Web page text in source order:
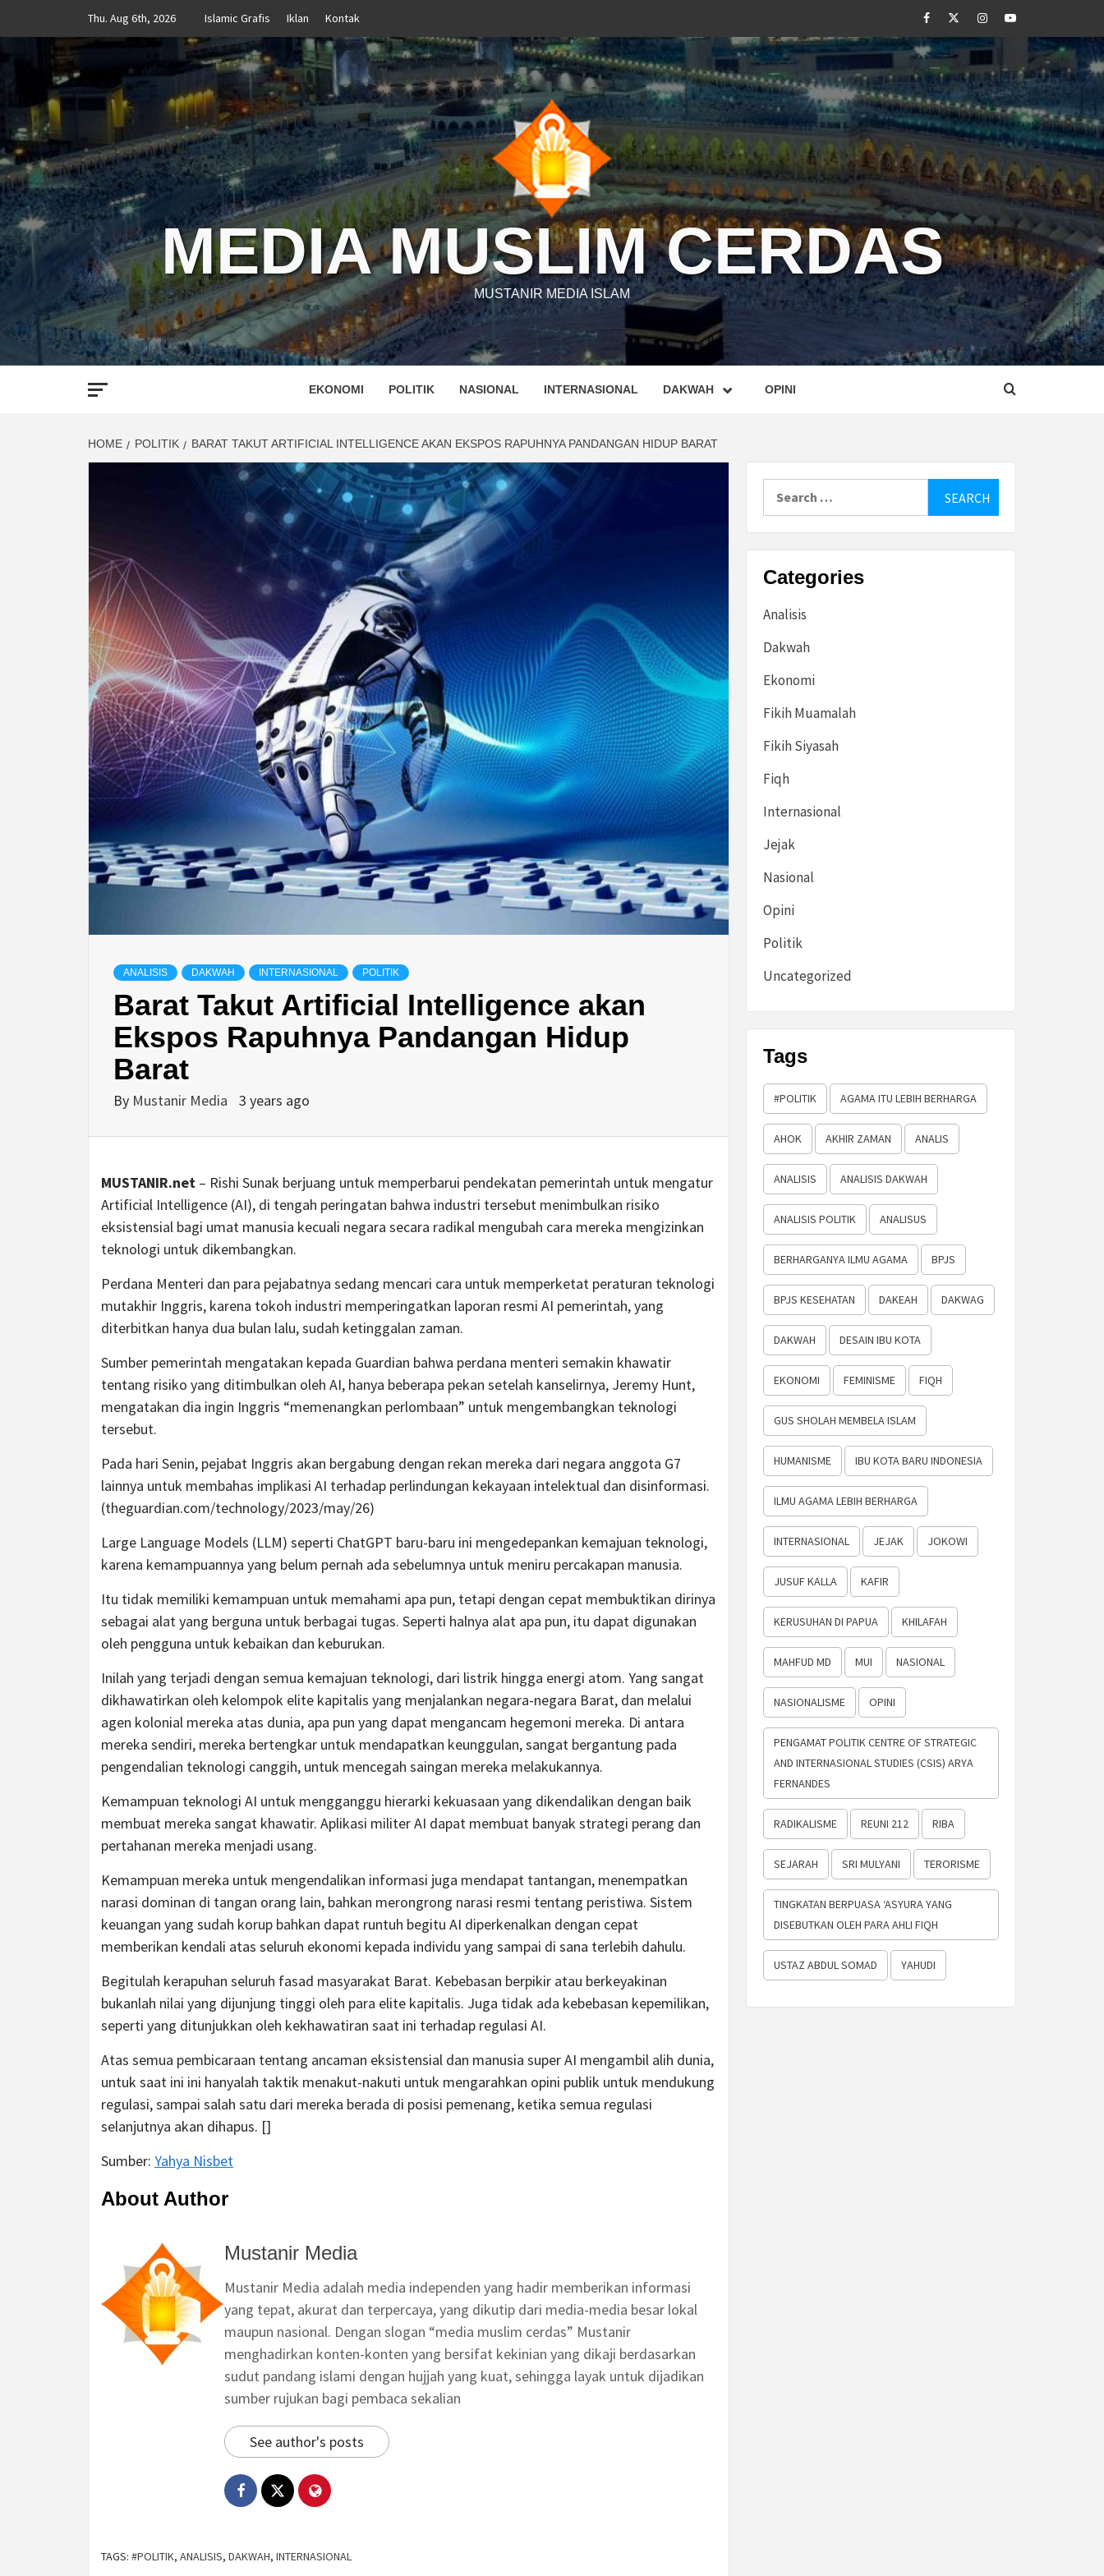
Thu. Aug 6th, 2026 Islamic Grafis Iklan Kontak FacebookTwitterInstagram
Youtube
MEDIA MUSLIM CERDAS
MUSTANIR MEDIA ISLAM
EKONOMI POLITIK NASIONAL INTERNASIONAL DAKWAH OPINI
HOME POLITIK BARAT TAKUT ARTIFICIAL INTELLIGENCE AKAN EKSPOS RAPUHNYA PANDANGAN HIDUP BARAT
ANALISIS DAKWAH INTERNASIONAL POLITIK
Barat Takut Artificial Intelligence akan
Ekspos Rapuhnya Pandangan Hidup
Barat
By Mustanir Media 3 years ago
MUSTANIR.net – Rishi Sunak berjuang untuk memperbarui pendekatan pemerintah untuk mengatur
Artificial Intelligence (AI), di tengah peringatan bahwa industri tersebut menimbulkan risiko
eksistensial bagi umat manusia kecuali negara secara radikal mengubah cara mereka mengizinkan
teknologi untuk dikembangkan.
Perdana Menteri dan para pejabatnya sedang mencari cara untuk memperketat peraturan teknologi
mutakhir Inggris, karena tokoh industri memperingatkan laporan resmi AI pemerintah, yang
diterbitkan hanya dua bulan lalu, sudah ketinggalan zaman.
Sumber pemerintah mengatakan kepada Guardian bahwa perdana menteri semakin khawatir
tentang risiko yang ditimbulkan oleh AI, hanya beberapa pekan setelah kanselirnya, Jeremy Hunt,
mengatakan dia ingin Inggris “memenangkan perlombaan” untuk mengembangkan teknologi
tersebut.
Pada hari Senin, pejabat Inggris akan bergabung dengan rekan mereka dari negara anggota G7
lainnya untuk membahas implikasi AI terhadap perlindungan kekayaan intelektual dan disinformasi.
(theguardian.com/technology/2023/may/26)
Large Language Models (LLM) seperti ChatGPT baru-baru ini mengedepankan kemajuan teknologi,
karena kemampuannya yang belum pernah ada sebelumnya untuk meniru percakapan manusia.
Itu tidak memiliki kemampuan untuk memahami apa pun, tetapi dengan cepat membuktikan dirinya
sebagai alat yang berguna untuk berbagai tugas. Seperti halnya alat apa pun, itu dapat digunakan
oleh pengguna untuk kebaikan dan keburukan.
Inilah yang terjadi dengan semua kemajuan teknologi, dari listrik hingga energi atom. Yang sangat
dikhawatirkan oleh kelompok elite kapitalis yang menjalankan negara-negara Barat, dan melalui
agen kolonial mereka atas dunia, apa pun yang dapat mengancam hegemoni mereka. Di antara
mereka sendiri, mereka bertengkar untuk mendapatkan keunggulan, sangat bergantung pada
pengendalian teknologi canggih, untuk mencegah saingan mereka melakukannya.
Kemampuan teknologi AI untuk mengganggu hierarki kekuasaan yang dikendalikan dengan baik
membuat mereka sangat khawatir. Aplikasi militer AI dapat membuat banyak strategi perang dan
pertahanan mereka menjadi usang.
Kemampuan mereka untuk mengendalikan informasi juga mendapat tantangan, menempatkan
narasi dominan di tangan orang lain, bahkan merongrong narasi resmi tentang peristiwa. Sistem
keuangan yang sudah korup bahkan dapat runtuh begitu AI diperkenalkan dengan cepat
memberikan kendali atas seluruh ekonomi kepada individu yang sampai di sana terlebih dahulu.
Begitulah kerapuhan seluruh fasad masyarakat Barat. Kebebasan berpikir atau berkeyakinan
bukanlah nilai yang dijunjung tinggi oleh para elite kapitalis. Juga tidak ada kebebasan kepemilikan,
seperti yang ditunjukkan oleh kekhawatiran saat ini terhadap regulasi AI.
Atas semua pembicaraan tentang ancaman eksistensial dan manusia super AI mengambil alih dunia,
untuk saat ini ini hanyalah taktik menakut-nakuti untuk mengarahkan opini publik untuk mendukung
regulasi, sampai salah satu dari mereka berada di posisi pemenang, ketika semua regulasi
selanjutnya akan dihapus. []
Sumber: Yahya Nisbet
About Author
Mustanir Media
Mustanir Media adalah media independen yang hadir memberikan informasi
yang tepat, akurat dan terpercaya, yang dikutip dari media-media besar lokal
maupun nasional. Dengan slogan “media muslim cerdas” Mustanir
menghadirkan konten-konten yang bersifat kekinian yang dikaji berdasarkan
sudut pandang islami dengan hujjah yang kuat, sehingga layak untuk dijadikan
sumber rujukan bagi pembaca sekalian
See author's posts
TAGS: #POLITIK, ANALISIS, DAKWAH, INTERNASIONAL
Categories
Analisis
Dakwah
Ekonomi
Fikih Muamalah
Fikih Siyasah
Fiqh
Internasional
Jejak
Nasional
Opini
Politik
Uncategorized
Tags
#POLITIK AGAMA ITU LEBIH BERHARGA
AHOK AKHIR ZAMAN ANALIS
ANALISIS ANALISIS DAKWAH
ANALISIS POLITIK ANALISUS
BERHARGANYA ILMU AGAMA BPJS
BPJS KESEHATAN DAKEAH DAKWAG
DAKWAH DESAIN IBU KOTA
EKONOMI FEMINISME FIQH
GUS SHOLAH MEMBELA ISLAM
HUMANISME IBU KOTA BARU INDONESIA
ILMU AGAMA LEBIH BERHARGA
INTERNASIONAL JEJAK JOKOWI
JUSUF KALLA KAFIR
KERUSUHAN DI PAPUA KHILAFAH
MAHFUD MD MUI NASIONAL
NASIONALISME OPINI
PENGAMAT POLITIK CENTRE OF STRATEGIC
AND INTERNASIONAL STUDIES (CSIS) ARYA
FERNANDES
RADIKALISME REUNI 212 RIBA
SEJARAH SRI MULYANI TERORISME
TINGKATAN BERPUASA ‘ASYURA YANG
DISEBUTKAN OLEH PARA AHLI FIQH
USTAZ ABDUL SOMAD YAHUDI